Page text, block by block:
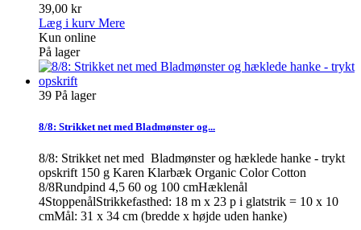
39,00 kr
Læg i kurv Mere
Kun online
På lager
39 På lager
8/8: Strikket net med Bladmønster og...
8/8: Strikket net med Bladmønster og hæklede hanke - trykt
opskrift 150 g Karen Klarbæk Organic Color Cotton
8/8Rundpind 4,5 60 og 100 cmHæklenål
4StoppenålStrikkefasthed: 18 m x 23 p i glatstrik = 10 x 10
cmMål: 31 x 34 cm (bredde x højde uden hanke)